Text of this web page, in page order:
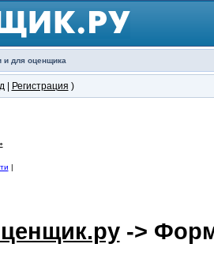
и для оценщика
| Регистрация )
|
->